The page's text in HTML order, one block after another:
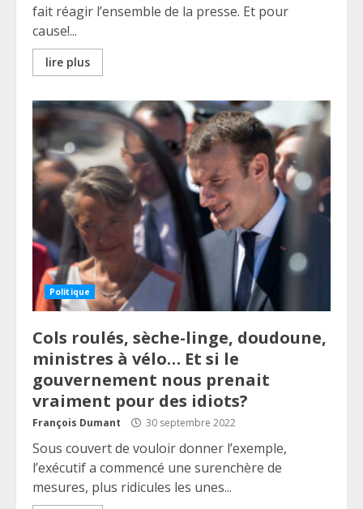
fait réagir l’ensemble de la presse. Et pour
cause!...
lire plus
Politique
Cols roulés, sèche-linge, doudoune,
ministres à vélo… Et si le
gouvernement nous prenait
vraiment pour des idiots?
François Dumant 30 septembre 2022
Sous couvert de vouloir donner l’exemple,
l’exécutif a commencé une surenchère de
mesures, plus ridicules les unes...